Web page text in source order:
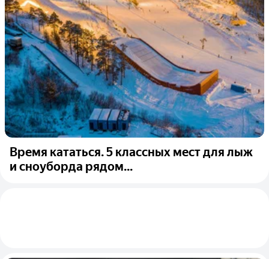
Время кататься. 5 классных мест для лыж
и сноуборда рядом...